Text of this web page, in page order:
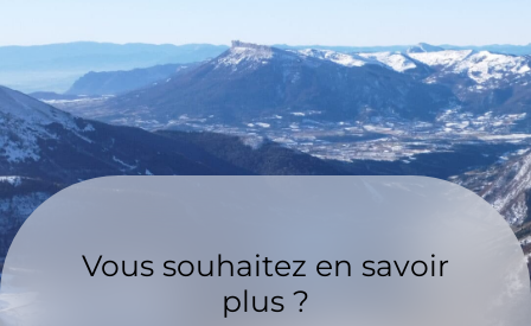
Vous souhaitez en savoir
plus ?